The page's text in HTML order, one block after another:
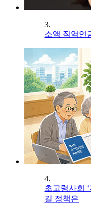
3.
소액 직역연
4.
초고령사회
길 정책은